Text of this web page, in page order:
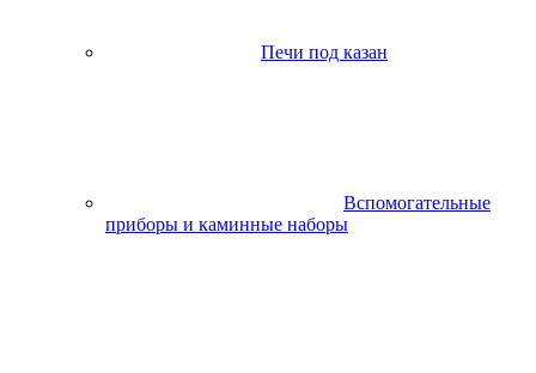
Печи под казан
Вспомогательные
приборы и каминные наборы